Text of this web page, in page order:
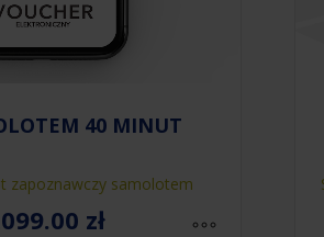
40 MINUT
zapoznawczy samolotem
zł